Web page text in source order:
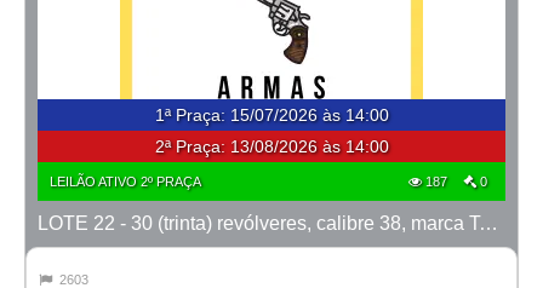
1ª Praça: 15/07/2026 às 14:00
2ª Praça: 13/08/2026 às 14:00
LEILÃO ATIVO 2º PRAÇA 187 0
LOTE 22 - 30 (trinta) revólveres, calibre 38, marca Taurus
2603